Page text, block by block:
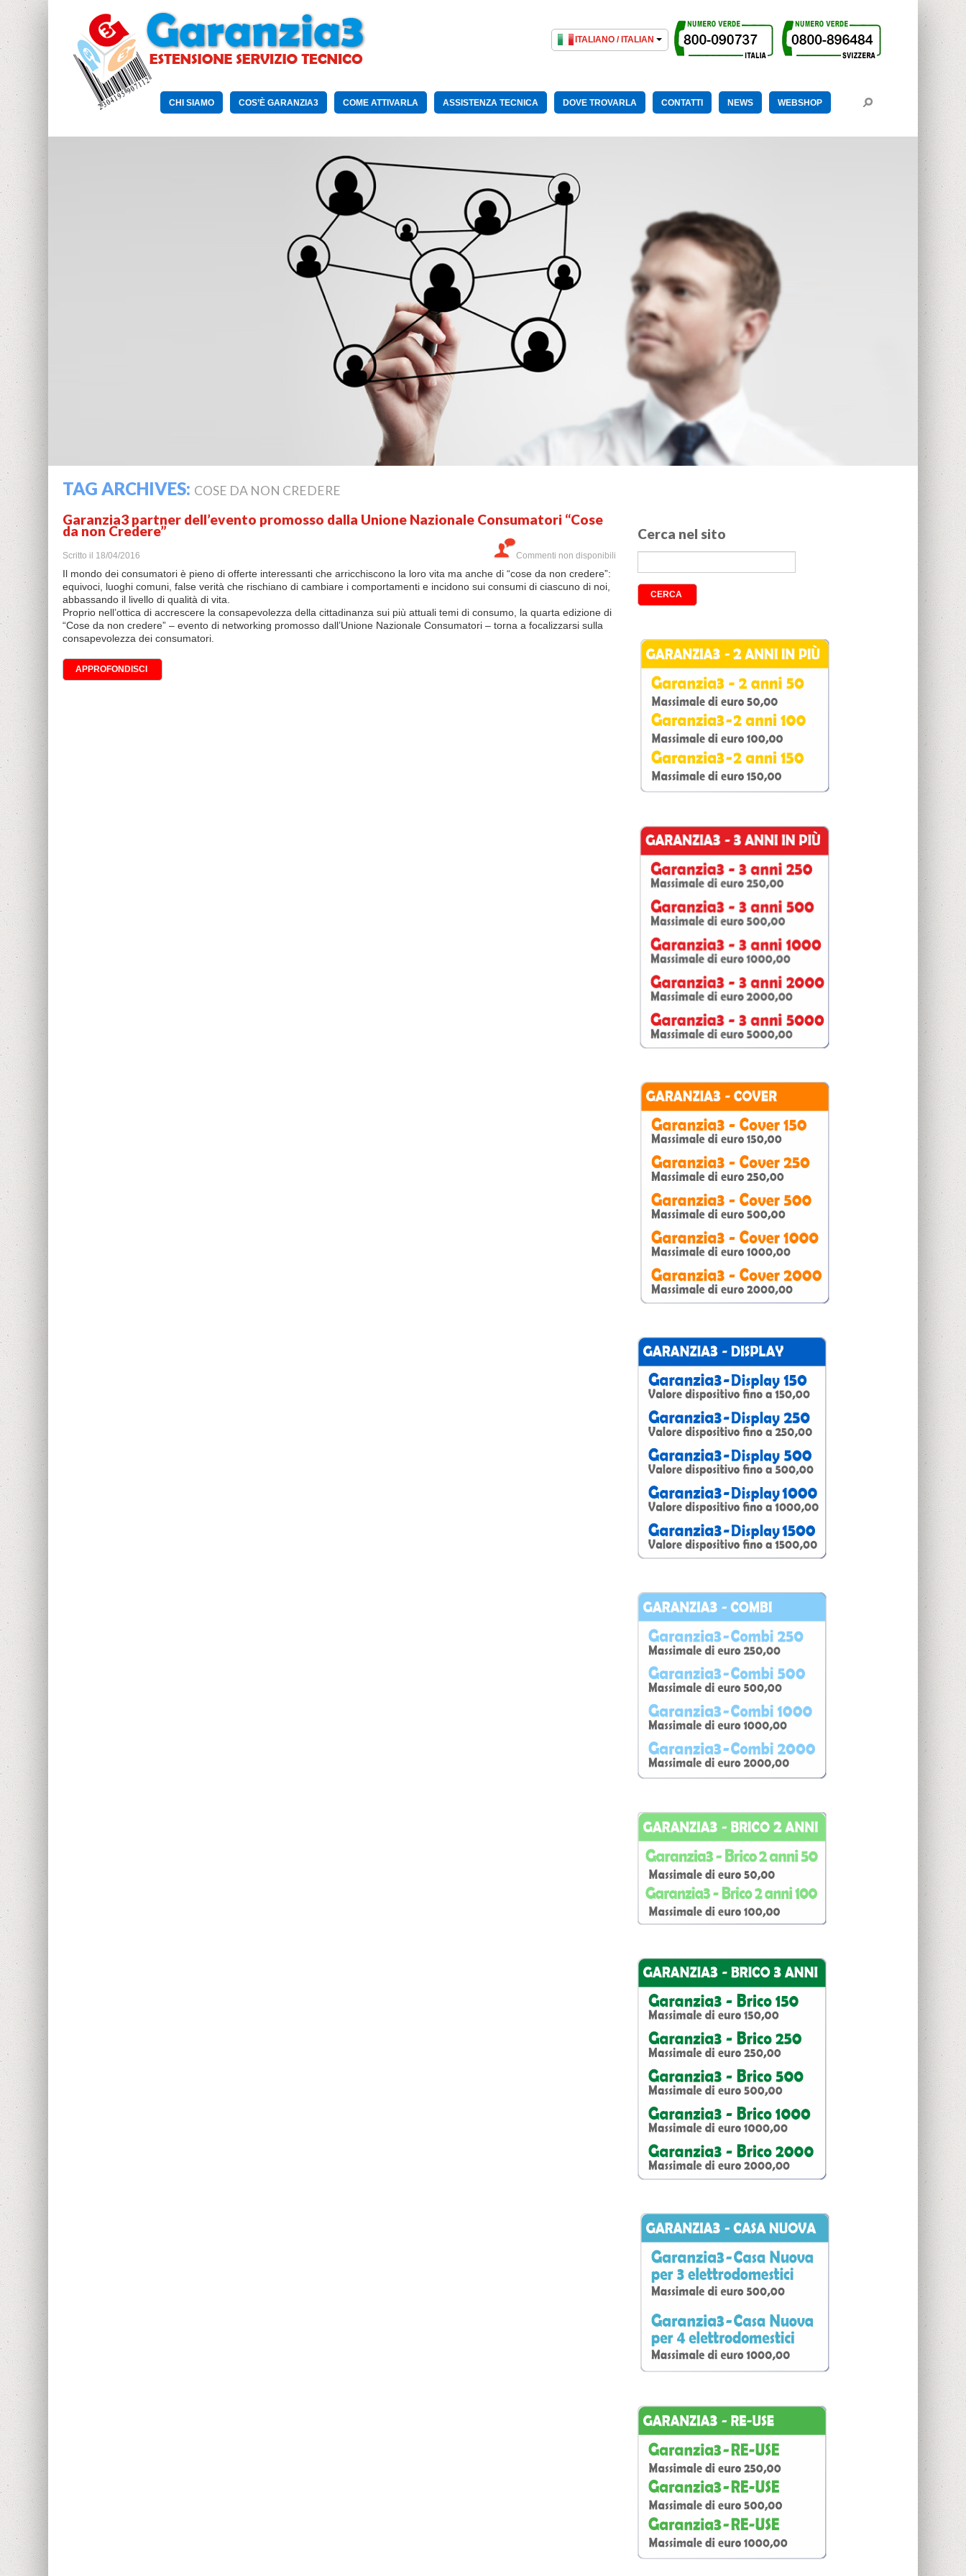
CHI SIAMO COS’È GARANZIA3 COME ATTIVARLA ASSISTENZA TECNICA DOVE TROVARLA CONTATTI NEWS WEBSHOP
TAG ARCHIVES: COSE DA NON CREDERE
Garanzia3 partner dell’evento promosso dalla Unione Nazionale Consumatori “Cose
da non Credere”
Scritto il 18/04/2016 Commenti non disponibili
Il mondo dei consumatori è pieno di offerte interessanti che arricchiscono la loro vita ma anche di “cose da non credere”:
equivoci, luoghi comuni, false verità che rischiano di cambiare i comportamenti e incidono sui consumi di ciascuno di noi,
abbassando il livello di qualità di vita.
Proprio nell’ottica di accrescere la consapevolezza della cittadinanza sui più attuali temi di consumo, la quarta edizione di
“Cose da non credere” – evento di networking promosso dall’Unione Nazionale Consumatori – torna a focalizzarsi sulla
consapevolezza dei consumatori.
APPROFONDISCI
Cerca nel sito